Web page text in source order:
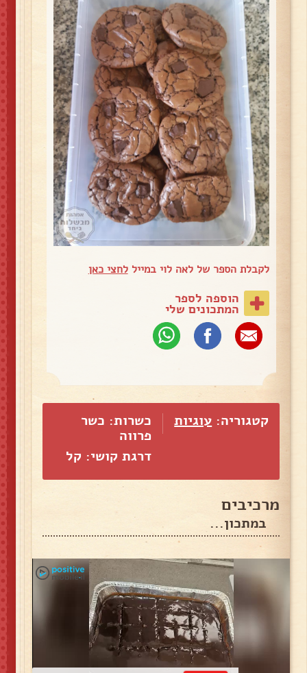
לקבלת הספר של לאה לוי במייללחצי כאן
הוספה לספר
המתכונים שלי
קטגוריה: עוגיות
כשרות: כשר
פרווה
דרגת קושי: קל
מרכיבים
במתכון...